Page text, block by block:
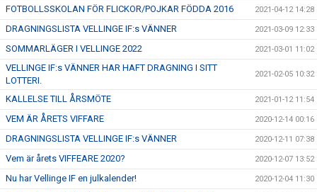
FOTBOLLSSKOLAN FÖR FLICKOR/POJKAR FÖDDA 2016 2021-04-12 14:28
DRAGNINGSLISTA VELLINGE IF:s VÄNNER 2021-03-09 12:33
SOMMARLÄGER I VELLINGE 2022 2021-03-01 11:02
VELLINGE IF:s VÄNNER HAR HAFT DRAGNING I SITT
LOTTERI.
2021-02-05 10:32
KALLELSE TILL ÅRSMÖTE 2021-01-12 11:54
VEM ÄR ÅRETS VIFFARE 2020-12-14 00:16
DRAGNINGSLISTA VELLINGE IF:s VÄNNER 2020-12-11 07:38
Vem är årets VIFFEARE 2020? 2020-12-07 13:52
Nu har Vellinge IF en julkalender! 2020-12-04 11:30